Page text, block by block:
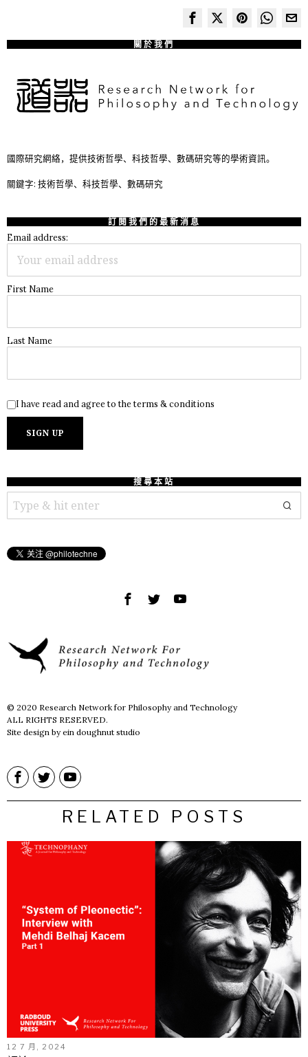
關於我們
國際研究網絡，提供技術哲學、科技哲學、數碼研究等的學術資訊。
關鍵字: 技術哲學、科技哲學、數碼研究
訂閱我們的最新消息
Email address:
First Name
Last Name
I have read and agree to the terms & conditions
搜尋本站
© 2020 Research Network for Philosophy and Technology
ALL RIGHTS RESERVED.
Site design by ein doughnut studio
RELATED POSTS
12 7 月, 2024